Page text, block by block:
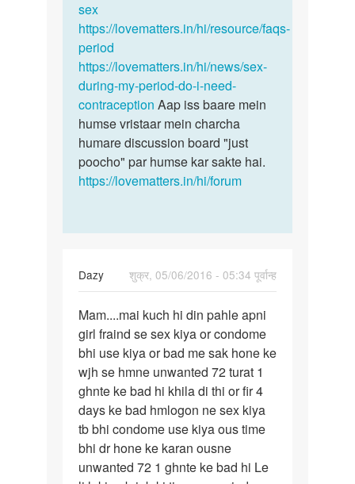
sex
https://lovematters.in/hi/resource/faqs-
period
https://lovematters.in/hi/news/sex-
during-my-period-do-i-need-
contraception Aap iss baare mein
humse vristaar mein charcha
humare discussion board "just
poocho" par humse kar sakte hai.
https://lovematters.in/hi/forum
Dazy
शुक्र, 05/06/2016 - 05:34 पूर्वान्ह
Mam....mai
kuch
hi
din
pahle
Mam....mai kuch hi din pahle apni
girl fraind se sex kiya or condome
bhi use kiya or bad me sak hone ke
wjh se hmne unwanted 72 turat 1
ghnte ke bad hi khila di thi or fir 4
days ke bad hmlogon ne sex kiya
tb bhi condome use kiya ous time
bhi dr hone ke karan ousne
unwanted 72 1 ghnte ke bad hi Le